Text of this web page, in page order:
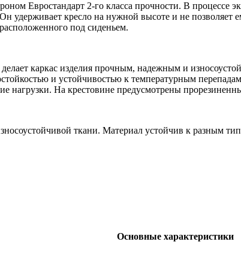
Евростандарт 2-го класса прочности. В процессе
кресло на нужной высоте и не позволяет
под сиденьем.
каркас изделия прочным, надежным и
и устойчивостью к температурным
нагрузки. На крестовине предусмотрены
ткани. Материал устойчив к разным
Основные характеристики